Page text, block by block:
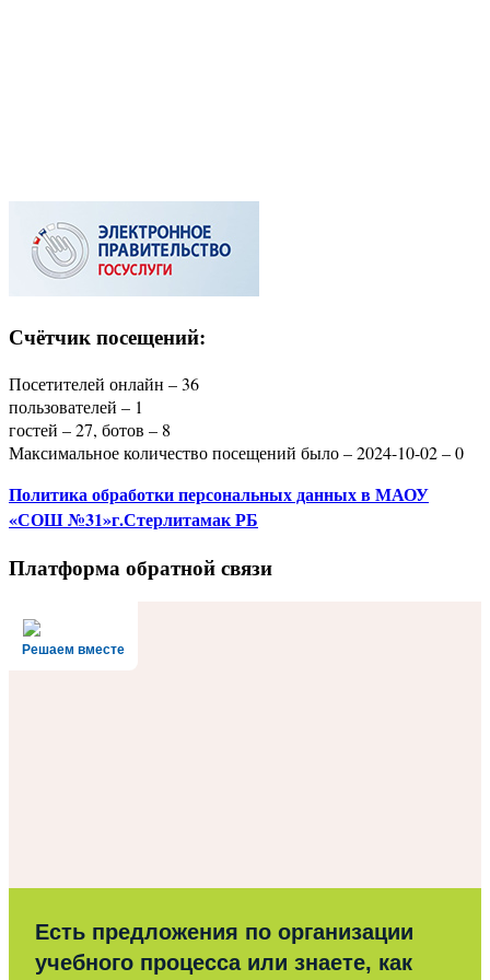
Счётчик посещений:
Посетителей онлайн – 36
пользователей – 1
гостей – 27, ботов – 8
Максимальное количество посещений было – 2024-10-02 – 0
Политикаобработки персональных данныхв МАОУ
«СОШ №31»г.Стерлитамак РБ
Платформа обратной связи
Решаем вместе
Есть предложения по организации
учебного процесса или знаете, как